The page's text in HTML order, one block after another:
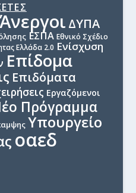
Άνεργοι ΔΥΠΑ
ΕΣΠΑ Εθνικό Σχέδιο
Ελλάδα 2.0 Ενίσχυση
Επίδομα
Επιδόματα
Εργαζόμενοι
Πρόγραμμα
Υπουργείο
οαεδ